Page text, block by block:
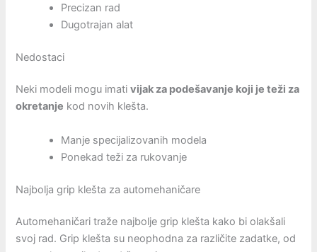
Precizan rad
Dugotrajan alat
Nedostaci
Neki modeli mogu imativijak za podešavanje koji je teži za
okretanje kod novih klešta.
Manje specijalizovanih modela
Ponekad teži za rukovanje
Najbolja grip klešta za automehaničare
Automehaničari traže najbolje grip klešta kako bi olakšali
svoj rad. Grip klešta su neophodna za različite zadatke, od